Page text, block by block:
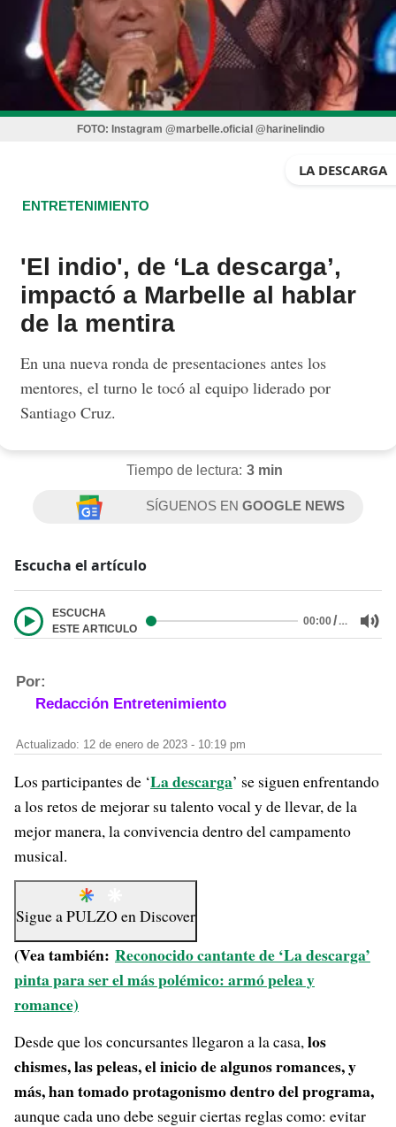
FOTO: Instagram @marbelle.oficial @harinelindio
LA DESCARGA
ENTRETENIMIENTO
'El indio', de ‘La descarga’,
impactó a Marbelle al hablar
de la mentira
En una nueva ronda de presentaciones antes los
mentores, el turno le tocó al equipo liderado por
Santiago Cruz.
Tiempo de lectura: 3 min
SÍGUENOS ENGOOGLE NEWS
Escucha el artículo
ESCUCHA
ESTE ARTICULO
00:00/…
Por:
Redacción Entretenimiento
Actualizado: 12 de enero de 2023 - 10:19 pm
Los participantes de ‘La descarga’ se siguen enfrentando
a los retos de mejorar su talento vocal y de llevar, de la
mejor manera, la convivencia dentro del campamento
musical.
Sigue aPULZO enDiscover
(Vea también: Reconocido cantante de ‘La descarga’
pinta para ser el más polémico: armó pelea y
romance)
Desde que los concursantes llegaron a la casa,los
chismes, las peleas, el inicio de algunos romances, y
más, han tomado protagonismo dentro del programa,
aunque cada uno debe seguir ciertas reglas como: evitar